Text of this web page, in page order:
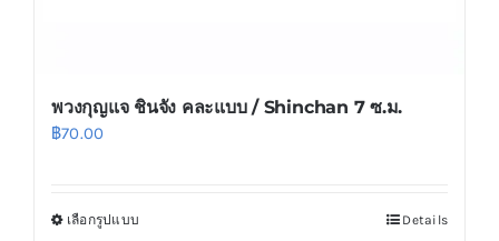
พวงกุญแจ ชินจัง คละแบบ / Shinchan 7 ซ.ม.
฿70.00
เลือกรูปแบบ Details